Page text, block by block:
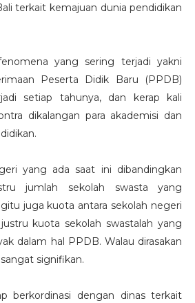
terkait kemajuan dunia pendidikan
yang sering terjadi yakni
Peserta Didik Baru (PPDB)
setiap tahunya, dan kerap kali
dikalangan para akademisi dan
yang ada saat ini dibandingkan
jumlah sekolah swasta yang
juga kuota antara sekolah negeri
kuota sekolah swastalah yang
dalam hal PPDB. Walau dirasakan
signifikan.
berkordinasi dengan dinas terkait